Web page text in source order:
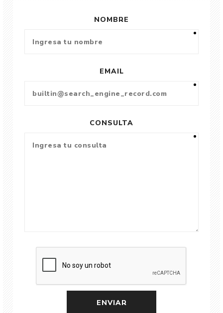
NOMBRE
EMAIL
CONSULTA